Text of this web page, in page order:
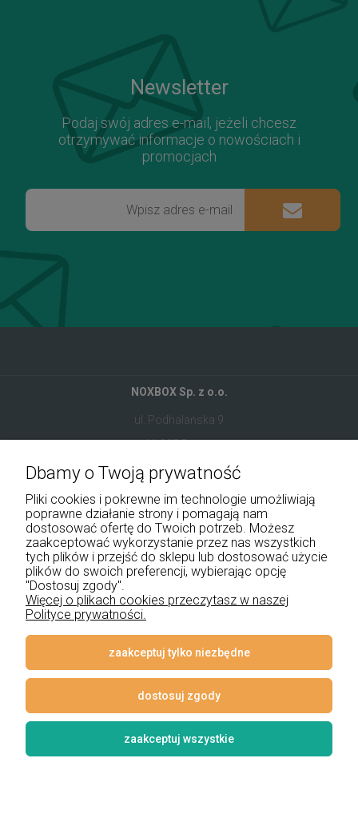
Newsletter
Podaj swój adres e-mail, jeżeli chcesz
otrzymywać informacje o nowościach i
promocjach
NOXBOX Sp. z o.o.
ul. Podhalańska 9
41-907 Bytom
+48 534 555 344
sklep@noxbox.pl
Pomoc
Płatności i dostawa
Informacje
Dbamy o Twoją prywatność
Pliki cookies i pokrewne im technologie umożliwiają
poprawne działanie strony i pomagają nam
dostosować ofertę do Twoich potrzeb. Możesz
zaakceptować wykorzystanie przez nas wszystkich
tych plików i przejść do sklepu lub dostosować użycie
plików do swoich preferencji, wybierając opcję
"Dostosuj zgody".
Więcej o plikach cookies przeczytasz w naszej
Polityce prywatności.
zaakceptuj tylko niezbędne
dostosuj zgody
zaakceptuj wszystkie